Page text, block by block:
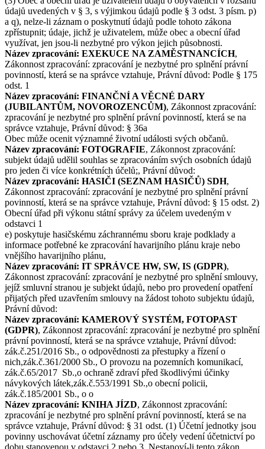
údajů uvedených v § 3, s výjimkou údajů podle § 3 odst. 3 písm. p)
a q), nelze-li záznam o poskytnutí údajů podle tohoto zákona
zpřístupnit; údaje, jichž je uživatelem, může obec a obecní úřad
využívat, jen jsou-li nezbytné pro výkon jejich působnosti.
Název zpracování: EXEKUCE NA ZAMĚSTNANCÍCH,
Zákonnost zpracování: zpracování je nezbytné pro splnění právní
povinností, která se na správce vztahuje, Právní důvod: Podle § 175
odst. 1
Název zpracování: FINANČNÍ A VĚCNÉ DARY
(JUBILANTŮM, NOVOROZENCŮM), Zákonnost zpracování:
zpracování je nezbytné pro splnění právní povinností, která se na
správce vztahuje, Právní důvod: § 36a
Obec může ocenit významné životní události svých občanů.
Název zpracování: FOTOGRAFIE, Zákonnost zpracování:
subjekt údajů udělil souhlas se zpracováním svých osobních údajů
pro jeden či více konkrétních účelů;, Právní důvod:
Název zpracování: HASIČI (SEZNAM HASIČŮ) SDH,
Zákonnost zpracování: zpracování je nezbytné pro splnění právní
povinností, která se na správce vztahuje, Právní důvod: § 15 odst. 2)
Obecní úřad při výkonu státní správy za účelem uvedeným v
odstavci 1
e) poskytuje hasičskému záchrannému sboru kraje podklady a
informace potřebné ke zpracování havarijního plánu kraje nebo
vnějšího havarijního plánu,
Název zpracování: IT SPRÁVCE HW, SW, IS (GDPR),
Zákonnost zpracování: zpracování je nezbytné pro splnění smlouvy,
jejíž smluvní stranou je subjekt údajů, nebo pro provedení opatření
přijatých před uzavřením smlouvy na žádost tohoto subjektu údajů,
Právní důvod:
Název zpracování: KAMEROVÝ SYSTÉM, FOTOPAST
(GDPR), Zákonnost zpracování: zpracování je nezbytné pro splnění
právní povinností, která se na správce vztahuje, Právní důvod:
zák.č.251/2016 Sb., o odpovědnosti za přestupky a řízení o
nich,zák.č.361/2000 Sb., O provozu na pozemních komunikací,
zák.č.65/2017 Sb.,o ochraně zdraví před škodlivými účinky
návykových látek,zák.č.553/1991 Sb.,o obecní policii,
zák.č.185/2001 Sb., o o
Název zpracování: KNIHA JÍZD, Zákonnost zpracování:
zpracování je nezbytné pro splnění právní povinností, která se na
správce vztahuje, Právní důvod: § 31 odst. (1) Účetní jednotky jsou
povinny uschovávat účetní záznamy pro účely vedení účetnictví po
dobu stanovenou v odstavci 2 nebo 3. Nestanoví-li tento zákon